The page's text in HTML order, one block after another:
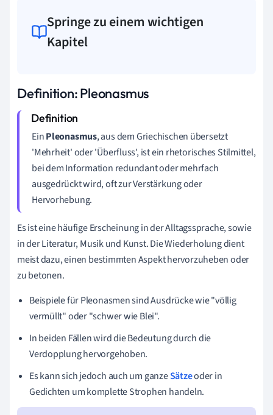
Springe zu einem wichtigen
Kapitel
Definition: Pleonasmus
EinPleonasmus, aus dem Griechischen übersetzt
'Mehrheit' oder 'Überfluss', ist ein rhetorisches Stilmittel,
bei dem Information redundant oder mehrfach
ausgedrückt wird, oft zur Verstärkung oder
Hervorhebung.
Es ist eine häufige Erscheinung in der Alltagssprache, sowie
in der Literatur, Musik und Kunst. Die Wiederholung dient
meist dazu, einen bestimmten Aspekt hervorzuheben oder
zu betonen.
Beispiele für Pleonasmen sind Ausdrücke wie "völlig
vermüllt" oder "schwer wie Blei".
In beiden Fällen wird die Bedeutung durch die
Verdopplung hervorgehoben.
Es kann sich jedoch auch um ganzeSätzeoder in
Gedichten um komplette Strophen handeln.